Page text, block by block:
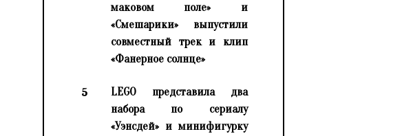
маковом поле» и
«Смешарики» выпустили
совместный трек и клип
«Фанерное солнце»
5
LEGO представила два
набора по сериалу
«Уэнсдей» и минифигурку